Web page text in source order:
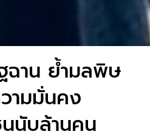
ฉาน ย้ำมลพิษ
ามมั่นคง
นนับล้านคน